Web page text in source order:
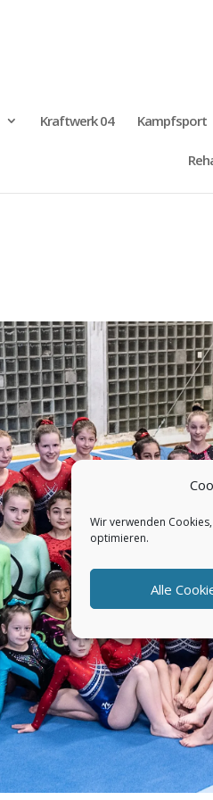
Wir verwenden
optimieren.
Alle
Kraftwerk 04 Kampfsport